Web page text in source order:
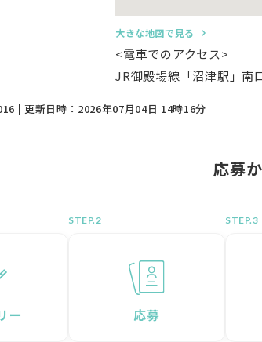
大きな地図で見る
<電車でのアクセス>
JR御殿場線「沼津駅」南
| 更新日時：2026年07月04日 14時16分
応募
ー
STEP.
応募
STEP.